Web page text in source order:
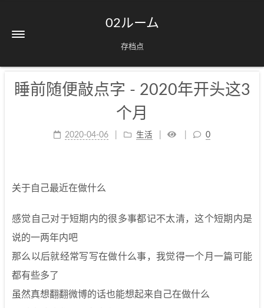
02ルーム
存档点
睡前随便敲点字 - 2020年开头这3
个月
2020-04-06 生活 0
关于自己最近在做什么
感觉自己对于短期内的很多事都记不太清，这个短期内是
说的一两年内吧
那么以后就经常写写在做什么事，我觉得一个月一篇可能
都有些多了
虽然真想翻翻微博的话也能想起来自己在做什么